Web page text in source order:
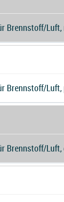
Brennstoff/Luft,
Brennstoff/Luft,
Brennstoff/